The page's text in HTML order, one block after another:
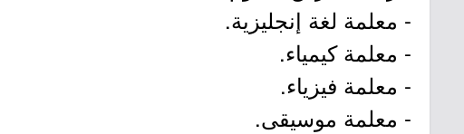
- معلمة لغة إنجليزية.
- معلمة كيمياء.
- معلمة فيزياء.
- معلمة موسيقى.